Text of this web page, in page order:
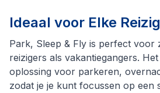
Ideaal voor Elke
Park, Sleep & Fly is perfect voor
reizigers als vakantiegangers.
oplossing voor parkeren,
zodat je je kunt focussen op een